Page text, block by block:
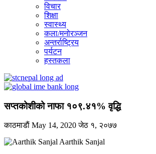
विचार
शिक्षा
स्वास्थ्य
कला/मनोरञ्जन
अन्तर्राष्ट्रिय
पर्यटन
हस्तकला
सप्तकोशीको नाफा १०९.४१% वृद्धि
काठमाडाैं May 14, 2020जेठ १, २०७७
Aarthik Sanjal